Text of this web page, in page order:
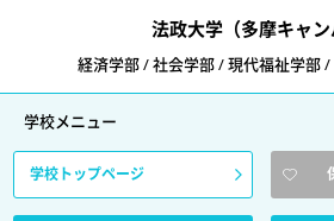
法政大学（多摩キャン
経済学部 / 社会学部 / 現代福祉学部
学校メニュー
学校トップページ